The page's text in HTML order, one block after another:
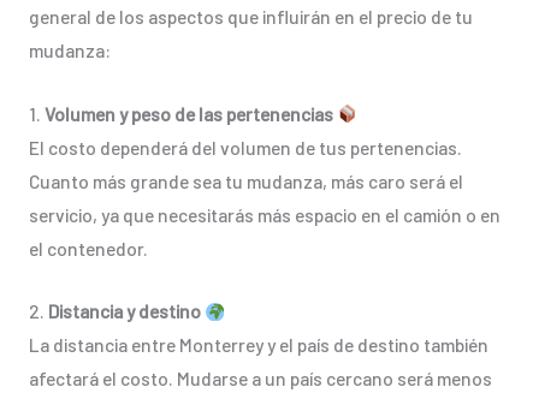
general de los aspectos que influirán en el precio de tu
mudanza:
1. Volumen y peso de las pertenencias
El costo dependerá del volumen de tus pertenencias.
Cuanto más grande sea tu mudanza, más caro será el
servicio, ya que necesitarás más espacio en el camión o en
el contenedor.
2. Distancia y destino
La distancia entre Monterrey y el país de destino también
afectará el costo. Mudarse a un país cercano será menos